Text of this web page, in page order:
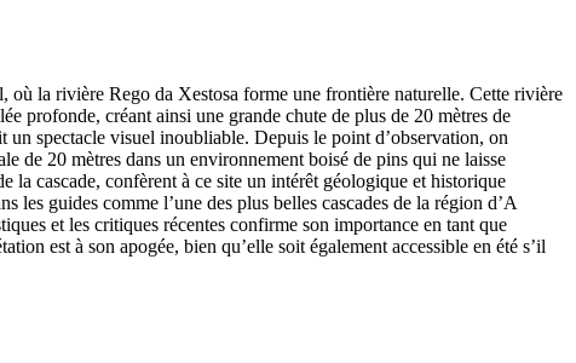
où la rivière Rego da Xestosa forme une frontière naturelle. Cette rivière
profonde, créant ainsi une grande chute de plus de 20 mètres de
un spectacle visuel inoubliable. Depuis le point d’observation, on
de 20 mètres dans un environnement boisé de pins qui ne laisse
la cascade, confèrent à ce site un intérêt géologique et historique
les guides comme l’une des plus belles cascades de la région d’A
et les critiques récentes confirme son importance en tant que
est à son apogée, bien qu’elle soit également accessible en été s’il